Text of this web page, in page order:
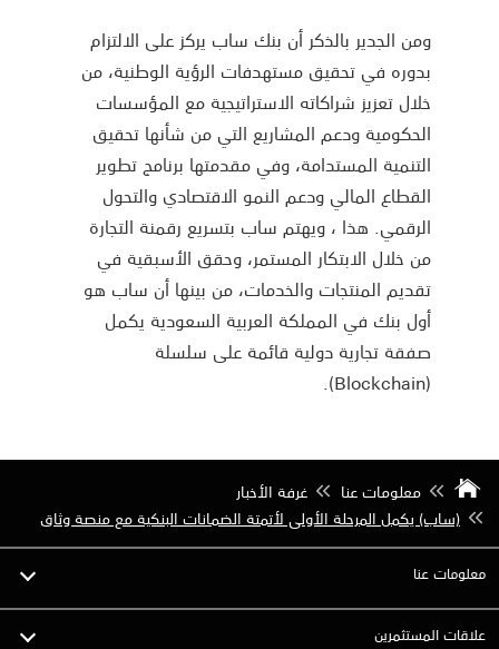
ومن الجدير بالذكر أن بنك ساب يركز على الالتزام
بدوره في تحقيق مستهدفات الرؤية الوطنية، من
خلال تعزيز شراكاته الاستراتيجية مع المؤسسات
الحكومية ودعم المشاريع التي من شأنها تحقيق
التنمية المستدامة، وفي مقدمتها برنامج تطوير
القطاع المالي ودعم النمو الاقتصادي والتحول
الرقمي. هذا ، ويهتم ساب بتسريع رقمنة التجارة
من خلال الابتكار المستمر، وحقق الأسبقية في
تقديم المنتجات والخدمات، من بينها أن ساب هو
أول بنك في المملكة العربية السعودية يكمل
صفقة تجارية دولية قائمة على سلسلة
(Blockchain).
معلومات عنا
غرفة الأخبار
(ساب) يكمل المرحلة الأولى لأتمتة الضمانات البنكية مع منصة وثاق
معلومات عنا
علاقات المستثمرين